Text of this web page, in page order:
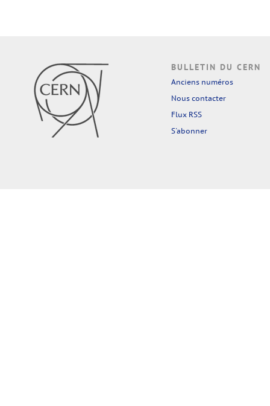
BULLETIN DU CERN
Anciens numéros
Nous contacter
Flux RSS
S'abonner